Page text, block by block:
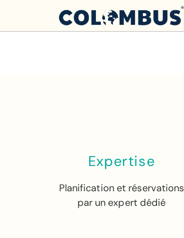
Expertise
Planification et réservations
par un expert dédié